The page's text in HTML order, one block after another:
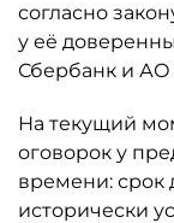
согласно
у её
Сбербанк и АО
На текущий
оговорок у
времени:
исторически